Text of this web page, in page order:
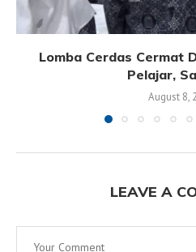
Lomba Cerdas Cermat
Pelajar,
August 8,
LEAVE A